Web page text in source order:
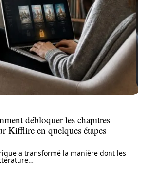
débloquer les chapitres
Kifflire en quelques étapes
a transformé la manière dont les
…